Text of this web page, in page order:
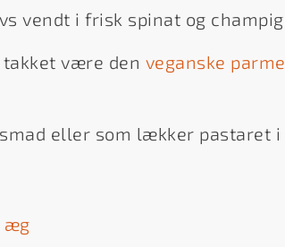
vendt i frisk spinat og
være den veganske
eller som lækker pastaret i
æg